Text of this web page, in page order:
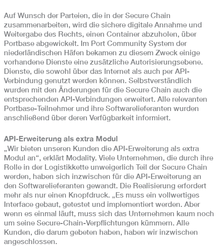
Auf Wunsch der Parteien, die in der Secure Chain
zusammenarbeiten, wird die sichere digitale Annahme und
Weitergabe des Rechts, einen Container abzuholen, über
Portbase abgewickelt. Im Port Community System der
niederländischen Häfen bekamen zu diesem Zweck einige
vorhandene Dienste eine zusätzliche Autorisierungsebene.
Dienste, die sowohl über das Internet als auch per API-
Verbindung genutzt werden können. Selbstverständlich
wurden mit den Änderungen für die Secure Chain auch die
entsprechenden API-Verbindungen erweitert. Alle relevanten
Portbase-Teilnehmer und ihre Softwarelieferanten wurden
anschließend über deren Verfügbarkeit informiert.
API-Erweiterung als extra Modul
„Wir bieten unseren Kunden die API-Erweiterung als extra
Modul an“, erklärt Modality. Viele Unternehmen, die durch ihre
Rolle in der Logistikkette unweigerlich Teil der Secure Chain
werden, haben sich inzwischen für die API-Erweiterung an
den Softwarelieferanten gewandt. Die Realisierung erfordert
mehr als nur einen Knopfdruck. „Es muss ein vollwertiges
Interface gebaut, getestet und implementiert werden. Aber
wenn es einmal läuft, muss sich das Unternehmen kaum noch
um seine Secure-Chain-Verpflichtungen kümmern. Alle
Kunden, die darum gebeten haben, haben wir inzwischen
angeschlossen.